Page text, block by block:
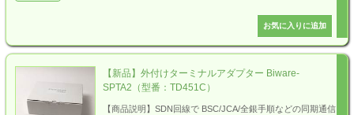
【新品】外付けターミナルアダプター Biware-
SPTA2（型番：TD451C）
【商品説明】SDN回線で BSC/JCA/全銀手順などの同期通信